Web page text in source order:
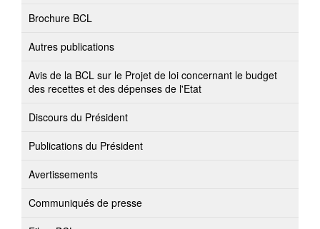
Brochure BCL
Autres publications
Avis de la BCL sur le Projet de loi concernant le budget
des recettes et des dépenses de l'Etat
Discours du Président
Publications du Président
Avertissements
Communiqués de presse